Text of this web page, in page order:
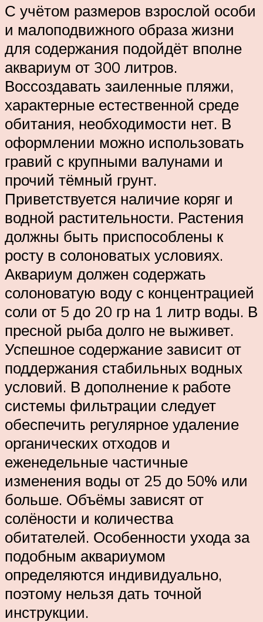
С учётом размеров взрослой особи
и малоподвижного образа жизни
для содержания подойдёт вполне
аквариум от 300 литров.
Воссоздавать заиленные пляжи,
характерные естественной среде
обитания, необходимости нет. В
оформлении можно использовать
гравий с крупными валунами и
прочий тёмный грунт.
Приветствуется наличие коряг и
водной растительности. Растения
должны быть приспособлены к
росту в солоноватых условиях.
Аквариум должен содержать
солоноватую воду с концентрацией
соли от 5 до 20 гр на 1 литр воды. В
пресной рыба долго не выживет.
Успешное содержание зависит от
поддержания стабильных водных
условий. В дополнение к работе
системы фильтрации следует
обеспечить регулярное удаление
органических отходов и
еженедельные частичные
изменения воды от 25 до 50% или
больше. Объёмы зависят от
солёности и количества
обитателей. Особенности ухода за
подобным аквариумом
определяются индивидуально,
поэтому нельзя дать точной
инструкции.